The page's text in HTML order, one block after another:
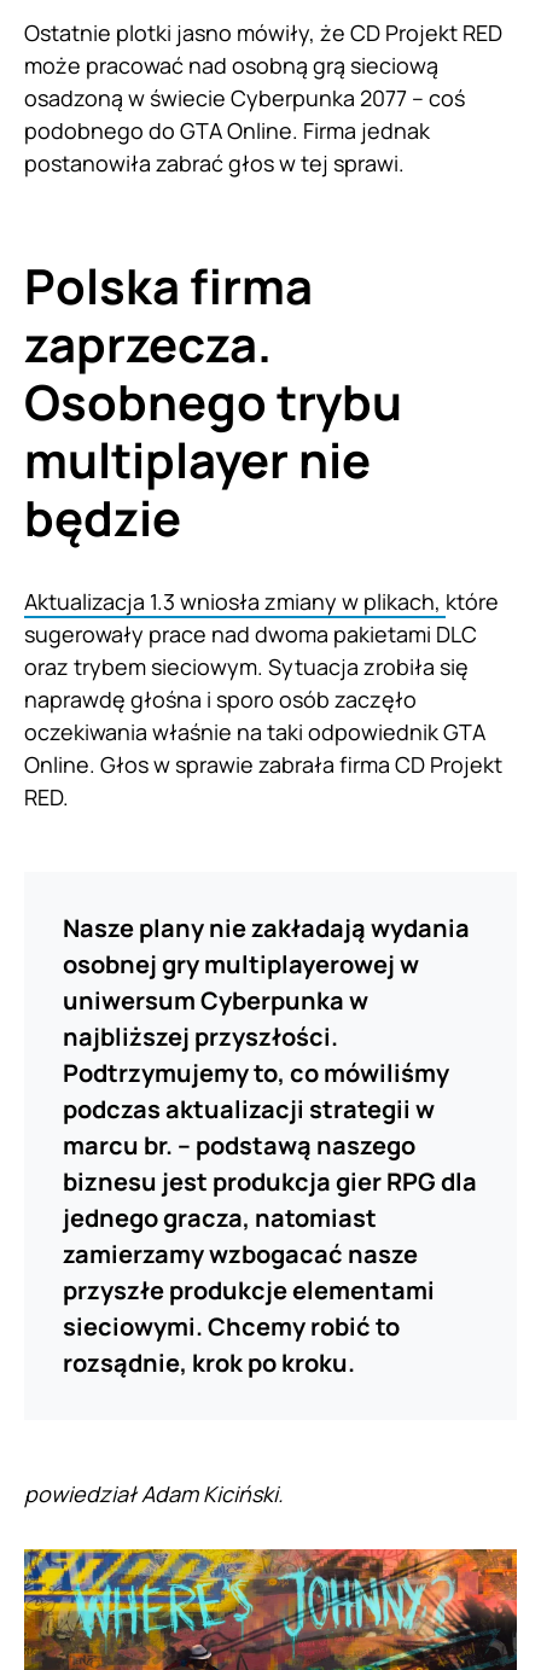
Ostatnie plotki jasno mówiły, że CD Projekt RED
może pracować nad osobną grą sieciową
osadzoną w świecie Cyberpunka 2077 – coś
podobnego do GTA Online. Firma jednak
postanowiła zabrać głos w tej sprawi.
Polska firma
zaprzecza.
Osobnego trybu
multiplayer nie
będzie
Aktualizacja 1.3 wniosła zmiany w plikach, które
sugerowały prace nad dwoma pakietami DLC
oraz trybem sieciowym. Sytuacja zrobiła się
naprawdę głośna i sporo osób zaczęło
oczekiwania właśnie na taki odpowiednik GTA
Online. Głos w sprawie zabrała firma CD Projekt
RED.
Nasze plany nie zakładają wydania
osobnej gry multiplayerowej w
uniwersum Cyberpunka w
najbliższej przyszłości.
Podtrzymujemy to, co mówiliśmy
podczas aktualizacji strategii w
marcu br. – podstawą naszego
biznesu jest produkcja gier RPG dla
jednego gracza, natomiast
zamierzamy wzbogacać nasze
przyszłe produkcje elementami
sieciowymi. Chcemy robić to
rozsądnie, krok po kroku.
powiedział Adam Kiciński.